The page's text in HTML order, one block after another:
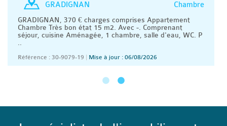
Chambre
GRADIGNAN
GRADIGNAN, 370 € charges comprises Appartement
Chambre Très bon état 15 m2. Avec -. Comprenant
séjour, cuisine Aménagée, 1 chambre, salle d'eau, WC. P
..
Référence : 30-9079-19 Mise à jour : 06/08/2026